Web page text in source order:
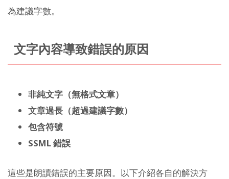
為建議字數。
文字內容導致錯誤的原因
非純文字（無格式文章）
文章過長（超過建議字數）
包含符號
SSML 錯誤
這些是朗讀錯誤的主要原因。以下介紹各自的解決方